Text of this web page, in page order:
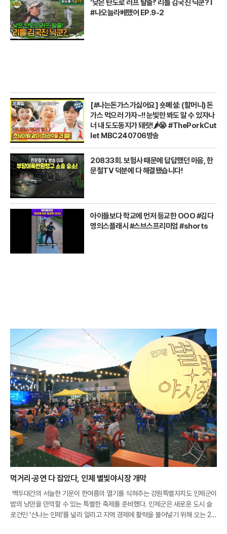
'낮은 탄도로 러프 탈출!' 리틀 김국진 닉쿤? I
#나오늘라베했어 EP.9-2
[#나는돈가스가싫어요] 숏페셜: (할머니) 돈
가스 먹으러 가자~!! 눈빛만 봐도 알 수 있자나
너 내 도도동지가 돼랏!🌶️😭 #ThePorkCut
let MBC240706방송
20833회. 보험사 때문에 답답했던 마음, 한
문철TV 덕분에 다 해결됐습니다!
아이들보다 학교에 먼저 등교한 OOO #김다
영의스플래시 #스브스프리미엄 #shorts
먹거리·공연 다 잡았다, 인제 별빛야시장 개막
백두대간의 서늘한 기운이 한여름의 열기를 식혀주는 강원특별자치도 인제군이
밤의 낭만을 만끽할 수 있는 특별한 축제를 준비했다. 인제군은 새로운 도시 슬
로건인 ‘신나는 인제’를 널리 알리고 지역 경제에 활력을 불어넣기 위해 오는 21